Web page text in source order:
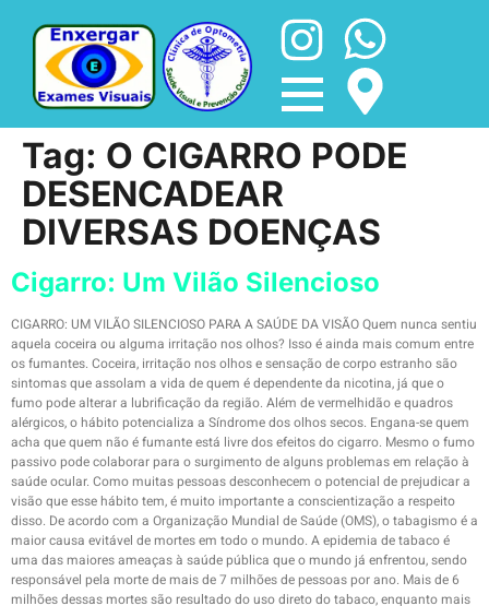
Tag: O CIGARRO PODE
DESENCADEAR
DIVERSAS DOENÇAS
Cigarro: Um Vilão Silencioso
CIGARRO: UM VILÃO SILENCIOSO PARA A SAÚDE DA VISÃO Quem nunca sentiu
aquela coceira ou alguma irritação nos olhos? Isso é ainda mais comum entre
os fumantes. Coceira, irritação nos olhos e sensação de corpo estranho são
sintomas que assolam a vida de quem é dependente da nicotina, já que o
fumo pode alterar a lubrificação da região. Além de vermelhidão e quadros
alérgicos, o hábito potencializa a Síndrome dos olhos secos. Engana-se quem
acha que quem não é fumante está livre dos efeitos do cigarro. Mesmo o fumo
passivo pode colaborar para o surgimento de alguns problemas em relação à
saúde ocular. Como muitas pessoas desconhecem o potencial de prejudicar a
visão que esse hábito tem, é muito importante a conscientização a respeito
disso. De acordo com a Organização Mundial de Saúde (OMS), o tabagismo é a
maior causa evitável de mortes em todo o mundo. A epidemia de tabaco é
uma das maiores ameaças à saúde pública que o mundo já enfrentou, sendo
responsável pela morte de mais de 7 milhões de pessoas por ano. Mais de 6
milhões dessas mortes são resultado do uso direto do tabaco, enquanto mais